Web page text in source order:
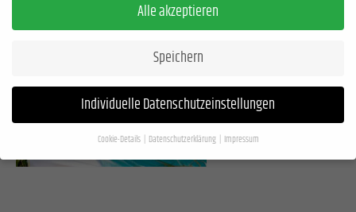
Alle akzeptieren
Speichern
Individuelle Datenschutzeinstellungen
Cookie-Details Datenschutzerklärung Impressum
Datenschutzeinstellungen